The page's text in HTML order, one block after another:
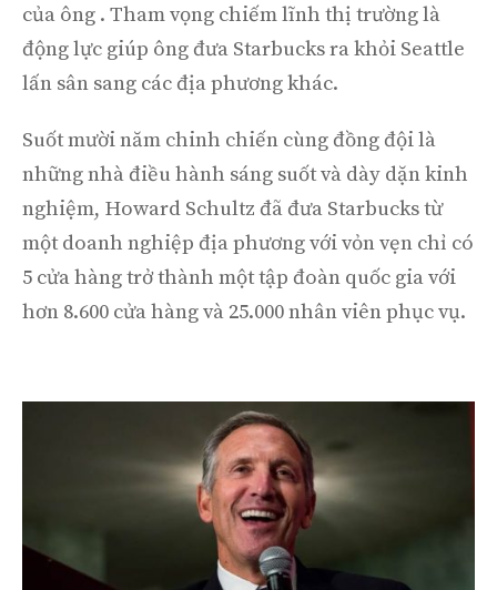
của ông . Tham vọng chiếm lĩnh thị trường là
động lực giúp ông đưa Starbucks ra khỏi Seattle
lấn sân sang các địa phương khác.
Suốt mười năm chinh chiến cùng đồng đội là
những nhà điều hành sáng suốt và dày dặn kinh
nghiệm, Howard Schultz đã đưa Starbucks từ
một doanh nghiệp địa phương với vỏn vẹn chỉ có
5 cửa hàng trở thành một tập đoàn quốc gia với
hơn 8.600 cửa hàng và 25.000 nhân viên phục vụ.